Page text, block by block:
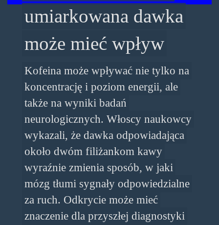
umiarkowana dawka
może mieć wpływ
Kofeina może wpływać nie tylko na
koncentrację i poziom energii, ale
także na wyniki badań
neurologicznych. Włoscy naukowcy
wykazali, że dawka odpowiadająca
około dwóm filiżankom kawy
wyraźnie zmienia sposób, w jaki
mózg tłumi sygnały odpowiedzialne
za ruch. Odkrycie może mieć
znaczenie dla przyszłej diagnostyki